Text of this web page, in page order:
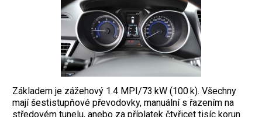
Základem je zážehový 1.4 MPI/73 kW (100 k). Všechny
mají šestistupňové převodovky, manuální s řazením na
středovém tunelu, anebo za příplatek čtyřicet tisíc korun